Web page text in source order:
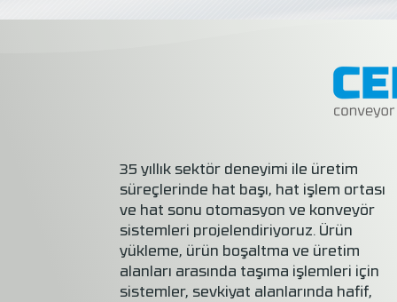
35 yıllık sektör deneyimi ile üretim
süreçlerinde hat başı, hat işlem ortası
ve hat sonu otomasyon ve konveyör
sistemleri projelendiriyoruz. Ürün
yükleme, ürün boşaltma ve üretim
alanları arasında taşıma işlemleri için
sistemler, sevkiyat alanlarında hafif,